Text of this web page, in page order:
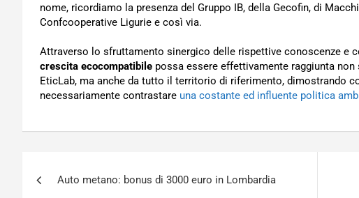
nome, ricordiamo la presenza del Gruppo IB, della Gecofin, di
Confcooperative Ligurie e così via.
Attraverso lo sfruttamento sinergico delle rispettive conoscenze e
crescita ecocompatibile possa essere effettivamente raggiunta
EticLab, ma anche da tutto il territorio di riferimento, dimostrando
necessariamente contrastare una costante ed influente politica
Auto metano: bonus di 3000 euro in Lombardia